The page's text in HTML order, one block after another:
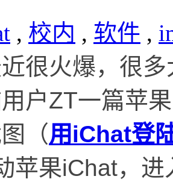
, 校内 , 软件 ,
很火爆，很
户ZT一篇苹
（用iChat登
苹果iChat，进